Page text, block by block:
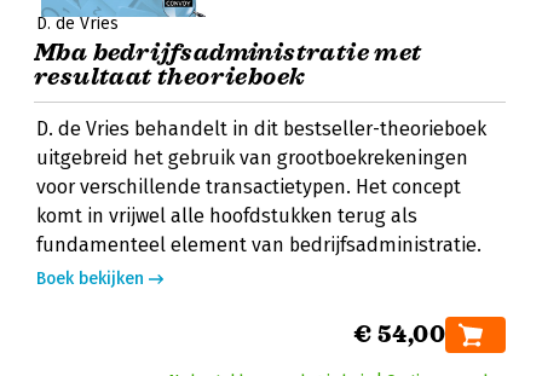
D. de Vries
Mba bedrijfsadministratie met
resultaat theorieboek
D. de Vries behandelt in dit bestseller-theorieboek
uitgebreid het gebruik van grootboekrekeningen
voor verschillende transactietypen. Het concept
komt in vrijwel alle hoofdstukken terug als
fundamenteel element van bedrijfsadministratie.
Boek bekijken
€ 54,00